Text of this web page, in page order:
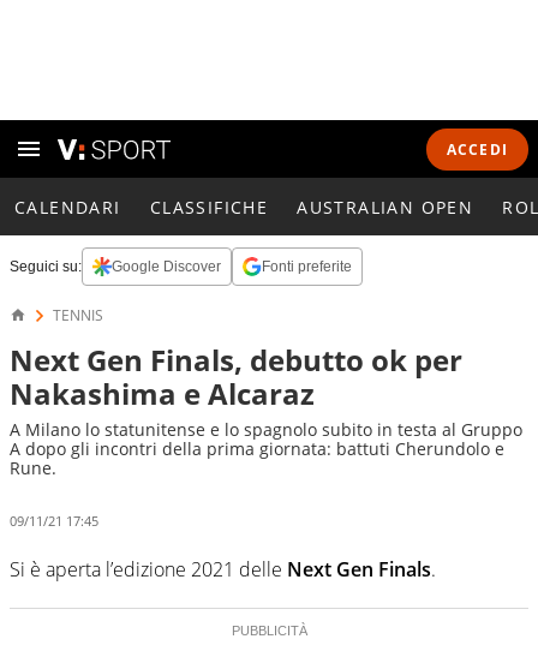
ACCEDI
CALENDARI CLASSIFICHE AUSTRALIAN OPEN
Seguici su: Google Discover Fonti preferite
TENNIS
Next Gen Finals, debutto ok per
Nakashima e Alcaraz
A Milano lo statunitense e lo spagnolo subito in testa al Gruppo
A dopo gli incontri della prima giornata: battuti Cherundolo e
Rune.
09/11/21 17:45
Si è aperta l’edizione 2021 delle Next Gen Finals.